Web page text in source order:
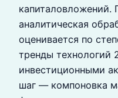
капиталовложений.
аналитическая
оценивается по
тренды технологий
инвестиционными
шаг — компоновка